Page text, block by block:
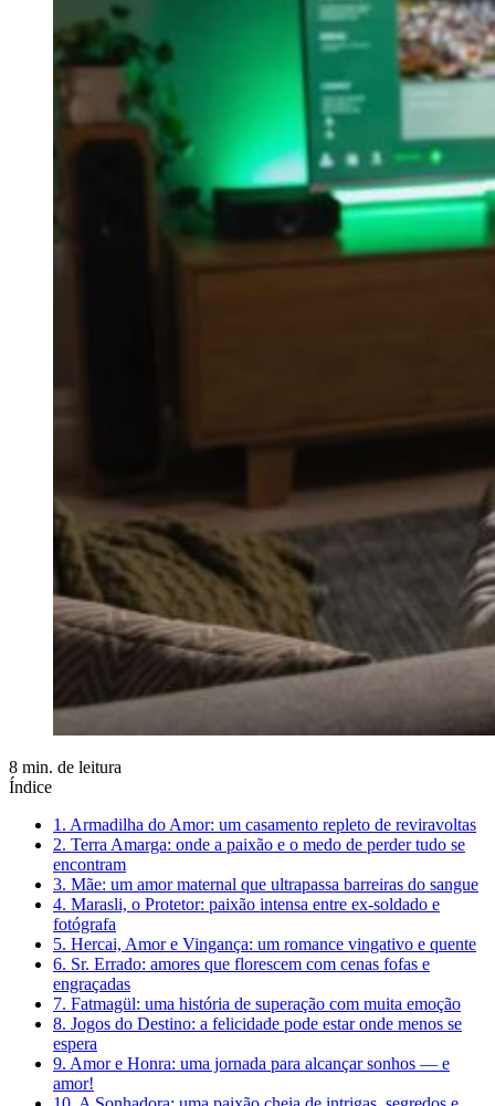
8 min. de leitura
Índice
1. Armadilha do Amor: um casamento repleto de reviravoltas
2. Terra Amarga: onde a paixão e o medo de perder tudo se
encontram
3. Mãe: um amor maternal que ultrapassa barreiras do sangue
4. Marasli, o Protetor: paixão intensa entre ex-soldado e
fotógrafa
5. Hercai, Amor e Vingança: um romance vingativo e quente
6. Sr. Errado: amores que florescem com cenas fofas e
engraçadas
7. Fatmagül: uma história de superação com muita emoção
8. Jogos do Destino: a felicidade pode estar onde menos se
espera
9. Amor e Honra: uma jornada para alcançar sonhos — e
amor!